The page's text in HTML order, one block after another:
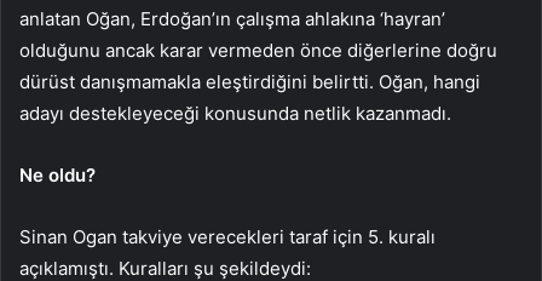
anlatan Oğan, Erdoğan’ın çalışma ahlakına ‘hayran’
olduğunu ancak karar vermeden önce diğerlerine doğru
dürüst danışmamakla eleştirdiğini belirtti. Oğan, hangi
adayı destekleyeceği konusunda netlik kazanmadı.
Ne oldu?
Sinan Ogan takviye verecekleri taraf için 5. kuralı
açıklamıştı. Kuralları şu şekildeydi: